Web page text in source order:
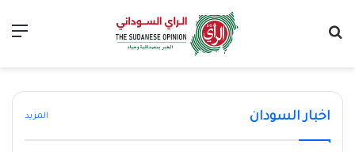
اخبار السودان المزيد